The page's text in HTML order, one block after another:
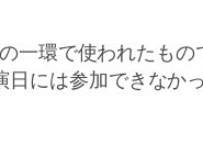
の一環で使われたも
には参加できなか